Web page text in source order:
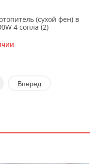
(cухой фен) в
4 сопла (2)
Вперед